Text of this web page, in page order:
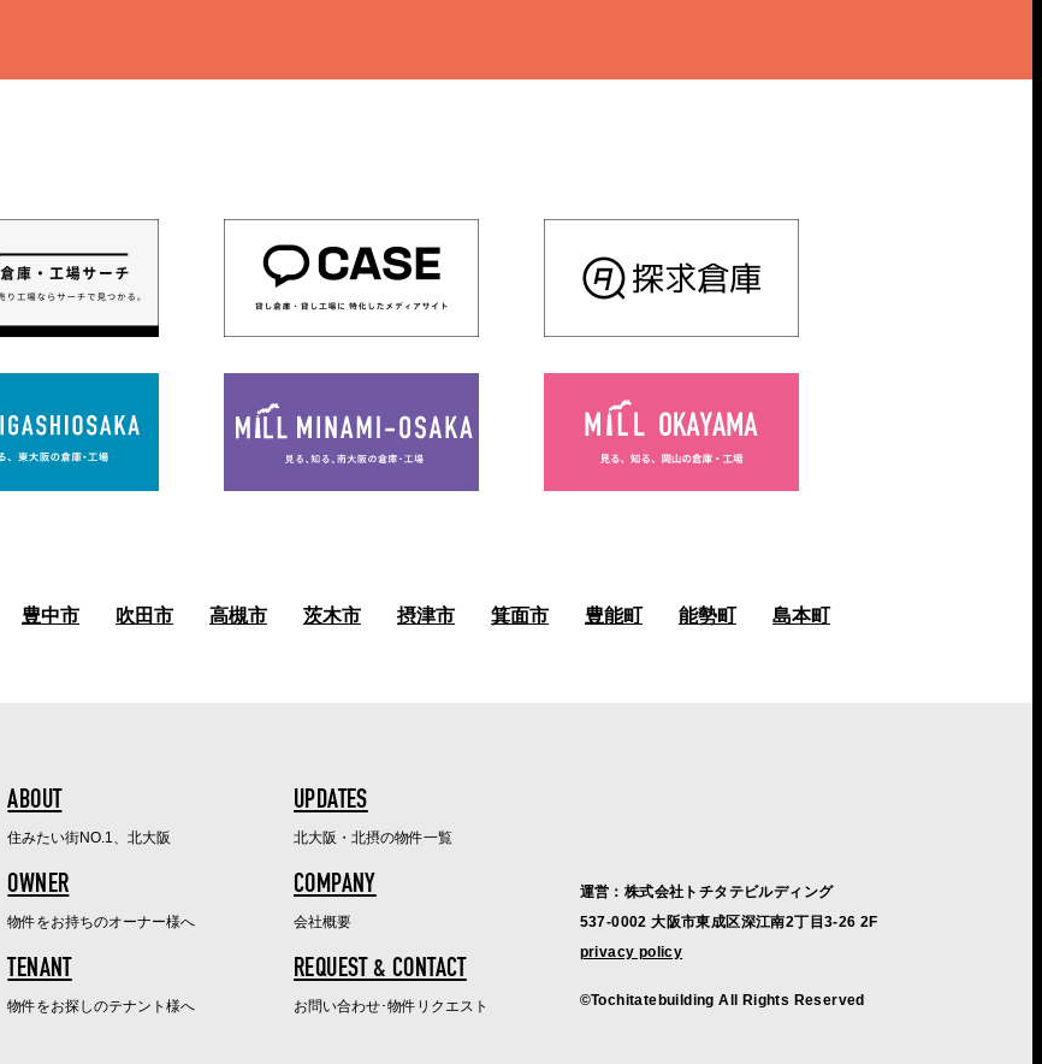
豊中市 吹田市 高槻市 茨木市 摂津市 箕面市 豊能町 能勢町 島本町
ABOUT
住みたい街NO.1、北大阪
UPDATES
北大阪・北摂の物件一覧
OWNER
物件をお持ちのオーナー様へ
COMPANY
会社概要
TENANT
物件をお探しのテナント様へ
REQUEST & CONTACT
お問い合わせ･物件リクエスト
運営：株式会社トチタテビルディング
537-0002 大阪市東成区深江南2丁目3-26 2F
privacy policy
©Tochitatebuilding All Rights Reserved